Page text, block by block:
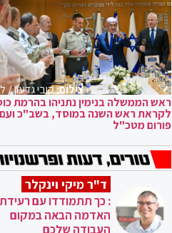
צילום:קובי גדעון /
ראש הממשלה בנימין נתניהו בהרמת
לקראת ראש השנה במוסד, בשב"כ ועם
פורום מטכ"ל
ד"ר מיקי וינקלר
: כך תתמודדו עם רעידת
האדמה הבאה במקום
העבודה שלכם